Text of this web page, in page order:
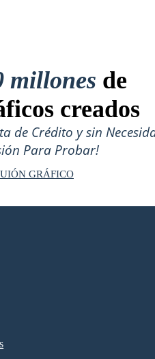
millones de
creados
de Crédito y sin
Para Probar!
GRÁFICO